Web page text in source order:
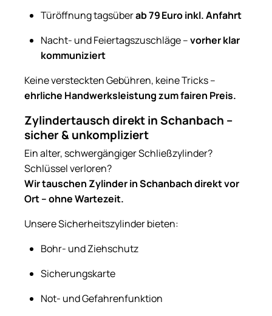
Türöffnung tagsüberab 79 Euro inkl. Anfahrt
Nacht- und Feiertagszuschläge –vorher klar
kommuniziert
Keine versteckten Gebühren, keine Tricks –
ehrliche Handwerksleistung zum fairen Preis.
Zylindertausch direkt in Schanbach –
sicher & unkompliziert
Ein alter, schwergängiger Schließzylinder?
Schlüssel verloren?
Wir tauschen Zylinder in Schanbach direkt vor
Ort – ohne Wartezeit.
Unsere Sicherheitszylinder bieten:
Bohr- und Ziehschutz
Sicherungskarte
Not- und Gefahrenfunktion